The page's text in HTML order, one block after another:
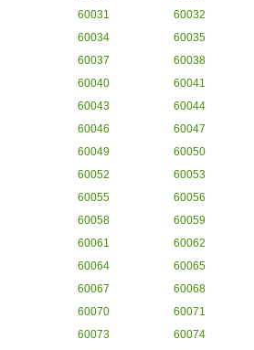
60031
60032
60034
60035
60037
60038
60040
60041
60043
60044
60046
60047
60049
60050
60052
60053
60055
60056
60058
60059
60061
60062
60064
60065
60067
60068
60070
60071
60073
60074